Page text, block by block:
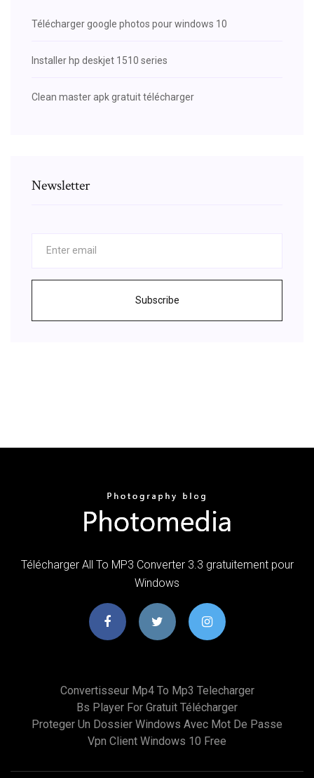
Télécharger google photos pour windows 10
Installer hp deskjet 1510 series
Clean master apk gratuit télécharger
Newsletter
Subscribe
Télécharger All To MP3 Converter 3.3 gratuitement pour
Windows
Convertisseur Mp4 To Mp3 Telecharger
Bs Player For Gratuit Télécharger
Proteger Un Dossier Windows Avec Mot De Passe
Vpn Client Windows 10 Free